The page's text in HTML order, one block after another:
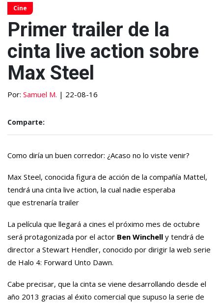
Cine
Primer trailer de la
cinta live action sobre
Max Steel
Por: Samuel M. | 22-08-16
Comparte:
Como diría un buen corredor: ¿Acaso no lo viste venir?
Max Steel, conocida figura de acción de la compañía Mattel,
tendrá una cinta live action, la cual nadie esperaba
que estrenaría trailer
La película que llegará a cines el próximo mes de octubre
será protagonizada por el actor Ben Winchell y tendrá de
director a Stewart Hendler, conocido por dirigir la web serie
de Halo 4: Forward Unto Dawn.
Cabe precisar, que la cinta se viene desarrollando desde el
año 2013 gracias al éxito comercial que supuso la serie de